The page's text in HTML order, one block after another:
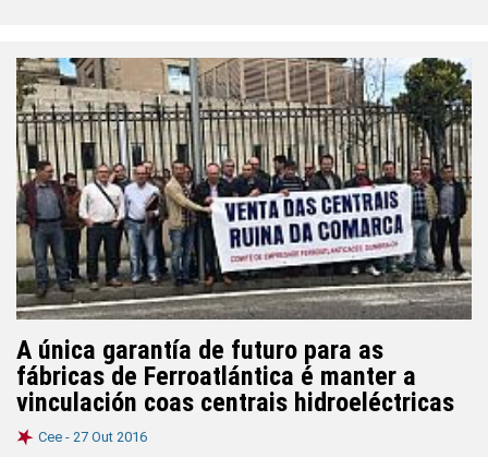
A única garantía de futuro para as
fábricas de Ferroatlántica é manter a
vinculación coas centrais hidroeléctricas
Cee - 27 Out 2016